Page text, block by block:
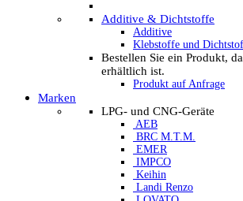
Additive & Dichtstoffe
Additive
Klebstoffe und
Bestellen Sie ein Produkt,
erhältlich ist.
Produkt auf Anfrage
Marken
LPG- und CNG-Geräte
AEB
BRC M.T.M.
EMER
IMPCO
Keihin
Landi Renzo